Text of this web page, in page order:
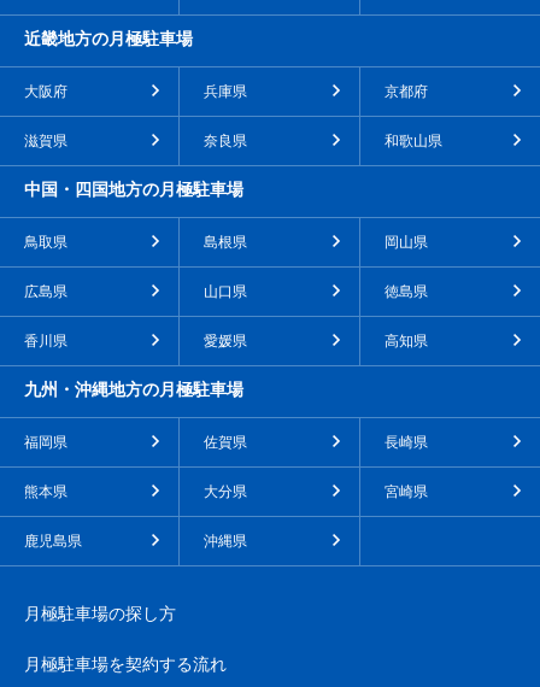
近畿地方の月極駐車場
大阪府 兵庫県 京都府
滋賀県 奈良県 和歌山県
中国・四国地方の月極駐車場
鳥取県 島根県 岡山県
広島県 山口県 徳島県
香川県 愛媛県 高知県
九州・沖縄地方の月極駐車場
福岡県 佐賀県 長崎県
熊本県 大分県 宮崎県
鹿児島県 沖縄県
月極駐車場の探し方
月極駐車場を契約する流れ